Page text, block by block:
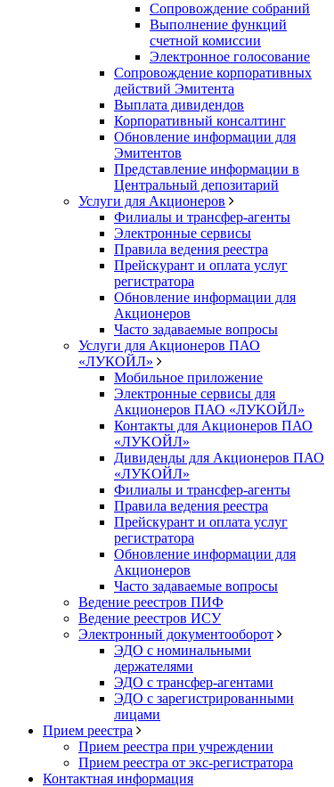
Сопровождение собраний
Выполнение функций
счетной комиссии
Электронное голосование
Сопровождение корпоративных
действий Эмитента
Выплата дивидендов
Корпоративный консалтинг
Обновление информации для
Эмитентов
Представление информации в
Центральный депозитарий
Услуги для Акционеров
Филиалы и трансфер-агенты
Электронные сервисы
Правила ведения реестра
Прейскурант и оплата услуг
регистратора
Обновление информации для
Акционеров
Часто задаваемые вопросы
Услуги для Акционеров ПАО
«ЛУКОЙЛ»
Мобильное приложение
Электронные сервисы для
Акционеров ПАО «ЛУKOЙЛ»
Контакты для Акционеров ПАО
«ЛУKOЙЛ»
Дивиденды для Акционеров ПАО
«ЛУKOЙЛ»
Филиалы и трансфер-агенты
Правила ведения реестра
Прейскурант и оплата услуг
регистратора
Обновление информации для
Акционеров
Часто задаваемые вопросы
Ведение реестров ПИФ
Ведение реестров ИСУ
Электронный документооборот
ЭДО с номинальными
держателями
ЭДО с трансфер-агентами
ЭДО с зарегистрированными
лицами
Прием реестра
Прием реестра при учреждении
Прием реестра от экс-регистратора
Контактная информация